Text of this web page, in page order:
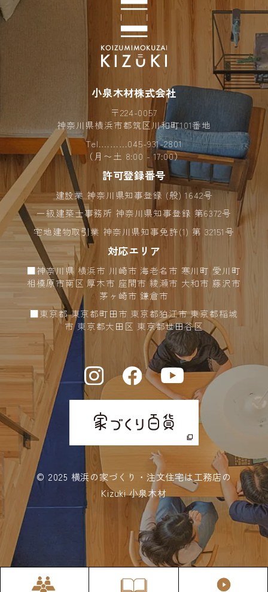
2024年07月 (4)
2024年06月 (6)
2024年05月 (6)
2024年04月 (10)
2024年03月 (2)
2024年02月 (5)
2024年01月 (9)
2023年12月 (8)
2023年11月 (4)
2023年10月 (5)
2023年09月 (3)
2023年08月 (6)
2023年07月 (6)
2023年06月 (8)
2023年05月 (5)
2023年04月 (10)
2023年03月 (10)
2023年02月 (11)
小泉木材株式会社
〒224-0057
神奈川県横浜市都筑区川和町101番地
Tel.………045-931-2801
（月〜土 8:00 - 17:00）
許可登録番号
建設業 神奈川県知事登録 (般) 1642号
一級建築士事務所 神奈川県知事登録 第6372号
宅地建物取引業 神奈川県知事免許(1) 第 32151号
対応エリア
■神奈川県 横浜市 川崎市 海老名市 寒川町 愛川町
相模原市南区 厚木市 座間市 綾瀬市 大和市 藤沢市
茅ヶ崎市 鎌倉市
■東京都 東京都町田市 東京都狛江市 東京都稲城
市 東京都大田区 東京都世田谷区
© 2025 横浜の家づくり・注文住宅は工務店の
Kizuki 小泉木材